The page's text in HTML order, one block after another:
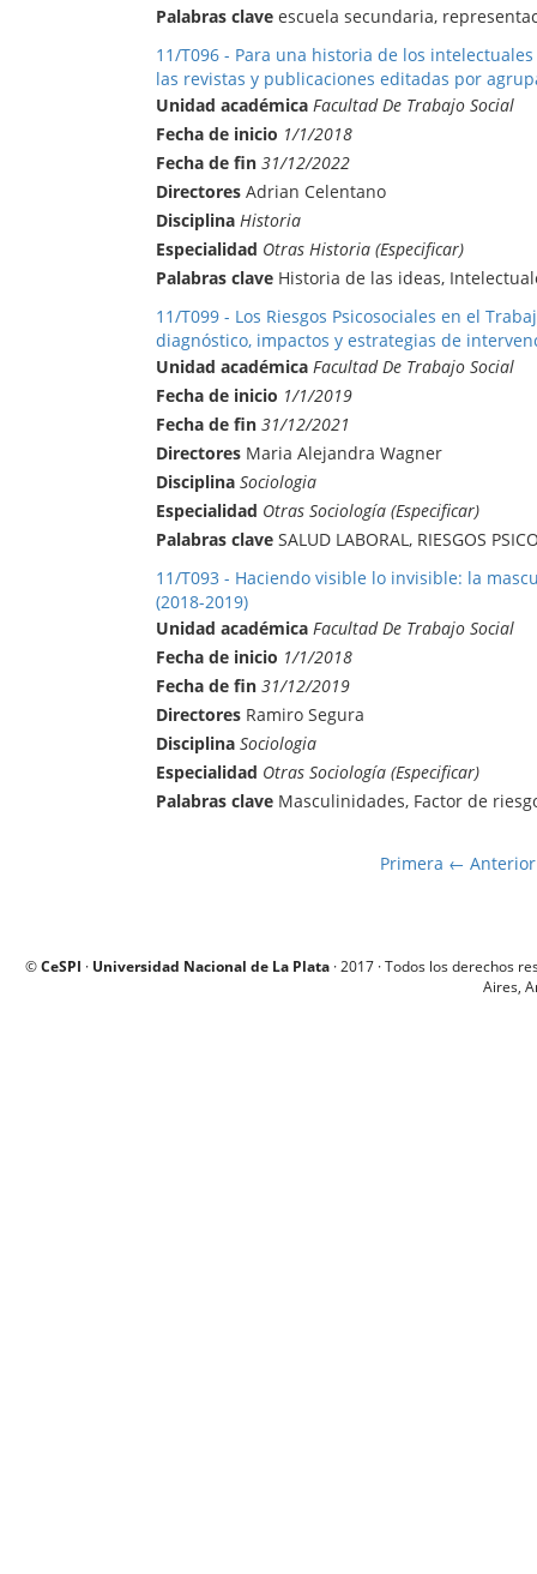
Palabras clave escuela secundaria,
11/T096 - Para una historia de los
las revistas y publicaciones editadas por
Unidad académica Facultad De Trabajo Social
Fecha de inicio 1/1/2018
Fecha de fin 31/12/2022
Directores Adrian Celentano
Disciplina Historia
Especialidad Otras Historia (Especificar)
Palabras clave Historia de las ideas,
11/T099 - Los Riesgos Psicosociales en el
diagnóstico, impactos y estrategias de
Unidad académica Facultad De Trabajo Social
Fecha de inicio 1/1/2019
Fecha de fin 31/12/2021
Directores Maria Alejandra Wagner
Disciplina Sociologia
Especialidad Otras Sociología (Especificar)
Palabras clave SALUD LABORAL, RIESGOS
11/T093 - Haciendo visible lo invisible: la
(2018-2019)
Unidad académica Facultad De Trabajo Social
Fecha de inicio 1/1/2018
Fecha de fin 31/12/2019
Directores Ramiro Segura
Disciplina Sociologia
Especialidad Otras Sociología (Especificar)
Palabras clave Masculinidades, Factor de
Primera ← Anterior
©CeSPI · Universidad Nacional de La Plata · 2017 · Todos los derechos
Aires,